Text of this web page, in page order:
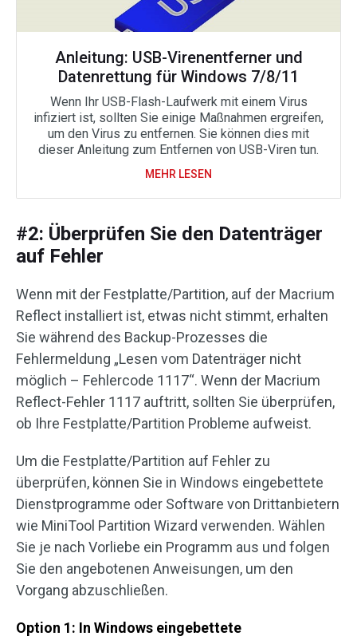
Anleitung: USB-Virenentferner und
Datenrettung für Windows 7/8/11
Wenn Ihr USB-Flash-Laufwerk mit einem Virus
infiziert ist, sollten Sie einige Maßnahmen ergreifen,
um den Virus zu entfernen. Sie können dies mit
dieser Anleitung zum Entfernen von USB-Viren tun.
MEHR LESEN
#2: Überprüfen Sie den Datenträger
auf Fehler
Wenn mit der Festplatte/Partition, auf der Macrium
Reflect installiert ist, etwas nicht stimmt, erhalten
Sie während des Backup-Prozesses die
Fehlermeldung „Lesen vom Datenträger nicht
möglich – Fehlercode 1117“. Wenn der Macrium
Reflect-Fehler 1117 auftritt, sollten Sie überprüfen,
ob Ihre Festplatte/Partition Probleme aufweist.
Um die Festplatte/Partition auf Fehler zu
überprüfen, können Sie in Windows eingebettete
Dienstprogramme oder Software von Drittanbietern
wie MiniTool Partition Wizard verwenden. Wählen
Sie je nach Vorliebe ein Programm aus und folgen
Sie den angebotenen Anweisungen, um den
Vorgang abzuschließen.
Option 1: In Windows eingebettete